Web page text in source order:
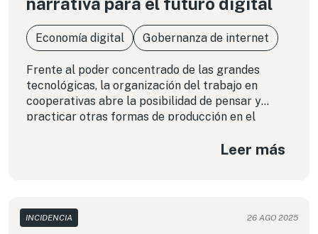
Economía digital Gobernanza de internet
Frente al poder concentrado de las grandes
tecnológicas, la organización del trabajo en
cooperativas abre la posibilidad de pensar y
practicar otras formas de producción en el
quienes participan son, al mismo tiempo,
muestra que la cooperación, el cuidado y la
justicia social también pueden guiar la manera en
Leer más
INCIDENCIA 26 AGO 2025